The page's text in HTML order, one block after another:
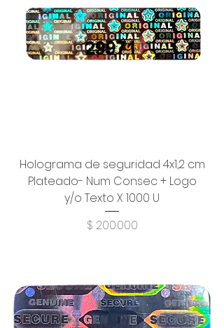
Holograma de seguridad 4x1,2 cm
Plateado- Num Consec + Logo
y/o Texto X 1000 U
Precio
$ 200.000